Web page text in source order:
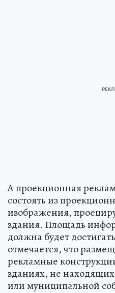
А проекционная
состоять из
изображения,
здания. Площадь
должна будет
отмечается, что
рекламные
зданиях, не
или муниципальной